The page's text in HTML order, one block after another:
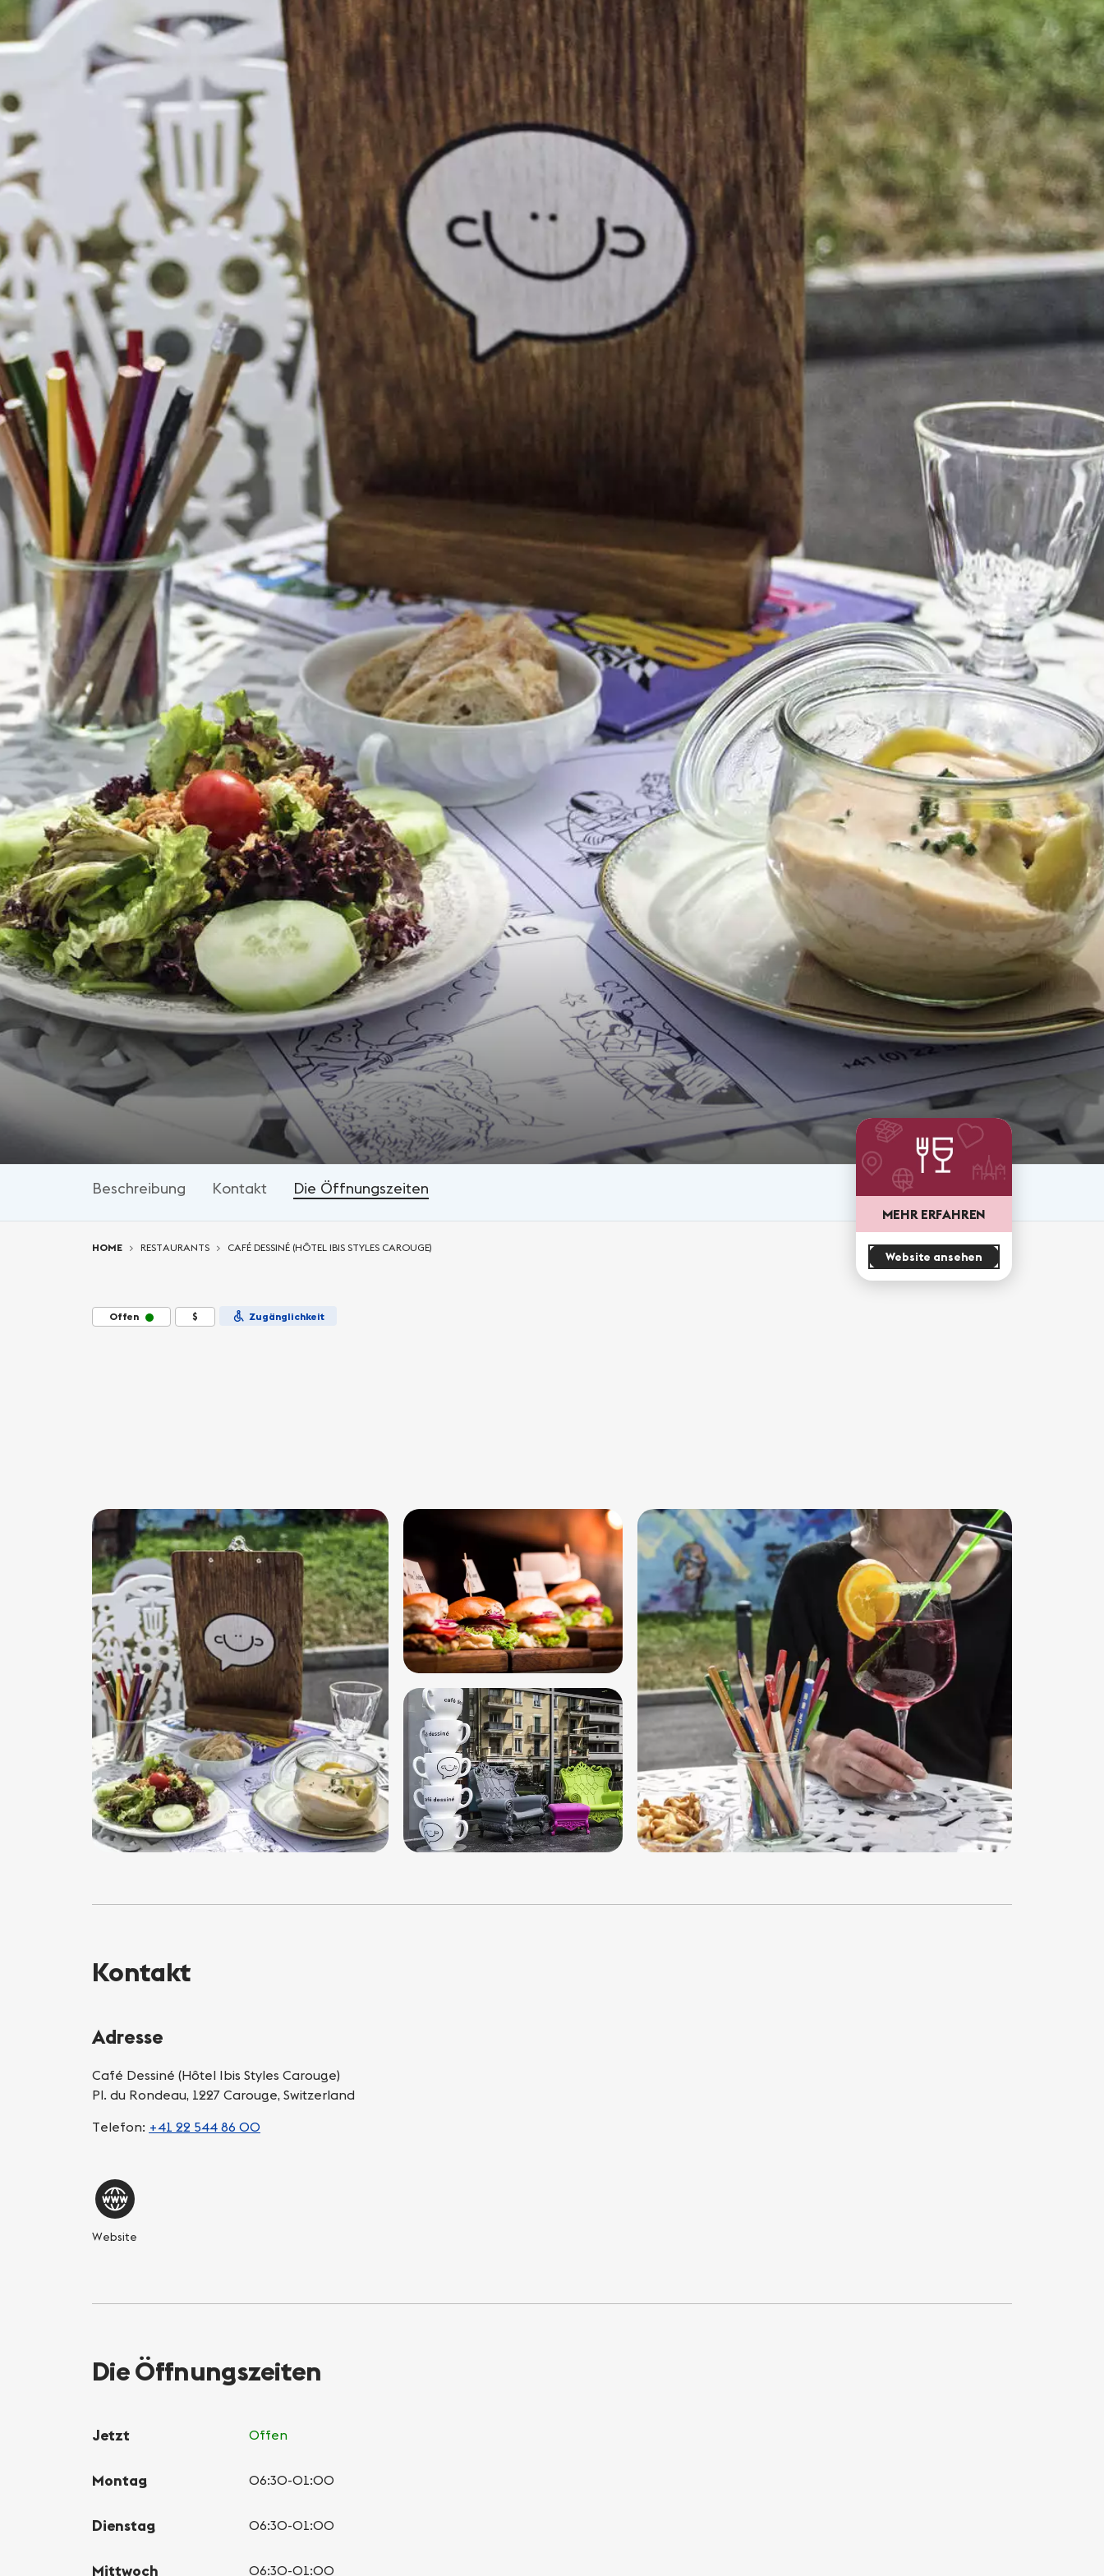
Nachtleben
Lernen Sie die Küchenchefs mit ihrem
einzigartigen Talent kennen und lassen Sie sich
von ihrer immer innovativeren Küche
überraschen. Unvergessliche
Geschmackserlebnisse warten während Ihres
Aufenthalts in Genf auf Sie!
Beschreibung Kontakt Die Öffnungszeiten
HOME RESTAURANTS CAFÉ DESSINÉ (HÔTEL IBIS STYLES CAROUGE)
Offen $ Zugänglichkeit
MEHR ERFAHREN
Website ansehen
Kontakt
Adresse
Café Dessiné (Hôtel Ibis Styles Carouge)
Pl. du Rondeau, 1227 Carouge, Switzerland
Telefon: +41 22 544 86 00
Website
Die Öffnungszeiten
Jetzt Offen
Montag 06:30-01:00
Dienstag 06:30-01:00
Mittwoch 06:30-01:00